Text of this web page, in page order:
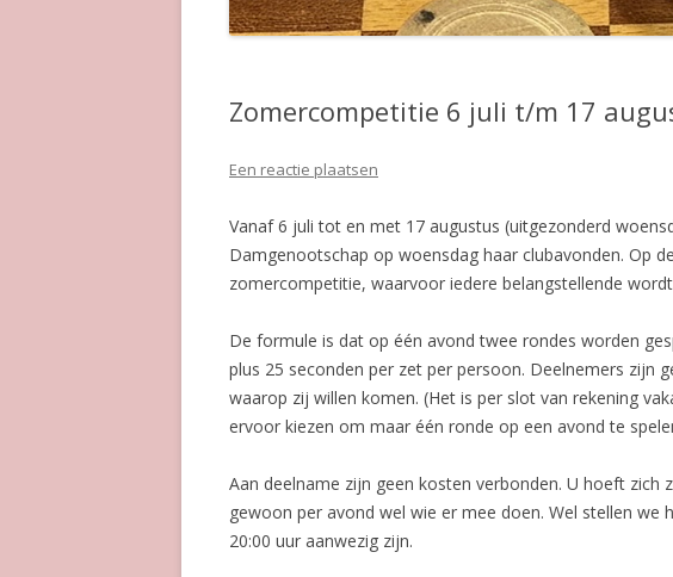
Zomercompetitie 6 juli t/m 17
Een reactie plaatsen
Vanaf 6 juli tot en met 17 augustus (uitgezonderd
Damgenootschap op woensdag haar clubavonden. Op
zomercompetitie, waarvoor iedere belangstellende
De formule is dat op één avond twee rondes worden
plus 25 seconden per zet per persoon. Deelnemers zijn
waarop zij willen komen. (Het is per slot van rekening
ervoor kiezen om maar één ronde op een avond te
Aan deelname zijn geen kosten verbonden. U hoeft zich
gewoon per avond wel wie er mee doen. Wel stellen we
20:00 uur aanwezig zijn.